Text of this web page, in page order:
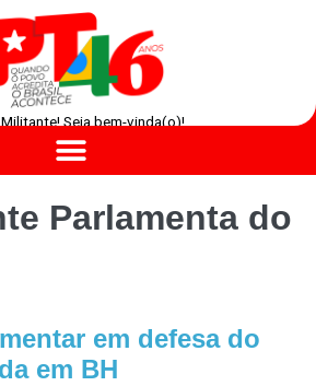
Militante! Seja bem-vinda(o)!
Parlamenta do
em defesa do
em BH